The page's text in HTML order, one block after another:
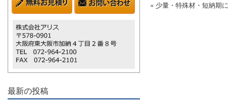
« 少量・特殊材・短納期
最新の投稿